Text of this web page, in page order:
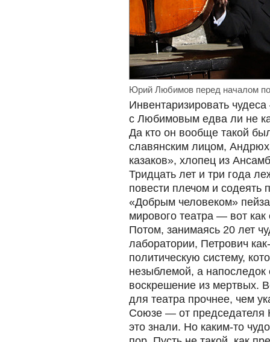
Юрий Любимов перед началом
Инвентаризировать
с Любимовым едва ли не
Да кто он вообще такой
славянским лицом,
казаков», хлопец из
Тридцать лет и три года
повести плечом и содеять
«Добрым человеком»
мирового театра — вот
Потом, занимаясь 20 лет
лаборатории, Петрович
политическую систему,
незыблемой, а
воскрешение из мертвых.
для театра прочнее, чем
Союзе — от
это знали. Но каким-то